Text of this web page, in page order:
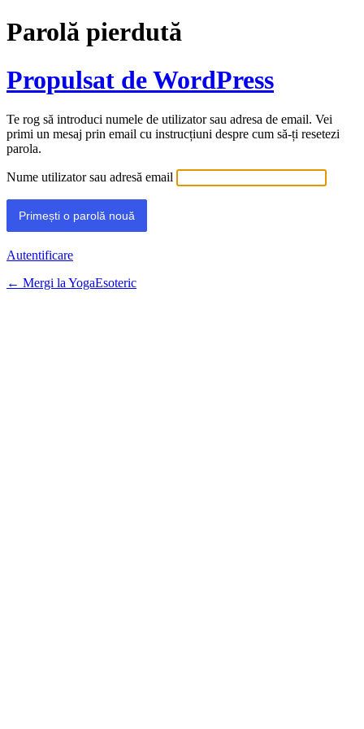
Parolă pierdută
Propulsat de WordPress
Te rog să introduci numele de utilizator sau adresa de email. Vei
primi un mesaj prin email cu instrucțiuni despre cum să-ți resetezi
parola.
Nume utilizator sau adresă email
Autentificare
← Mergi la YogaEsoteric